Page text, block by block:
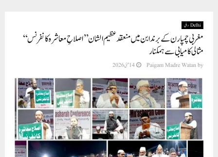
Delhi دہلی
مغربی چمپارن کے برندابن میں منعقد عظیم الشان ’’اصلاحِ معاشرہ کانفرنس‘‘
مثالی کامیابی سے ہمکنار
by
Paigam Madre Watan 14 مئی 2026